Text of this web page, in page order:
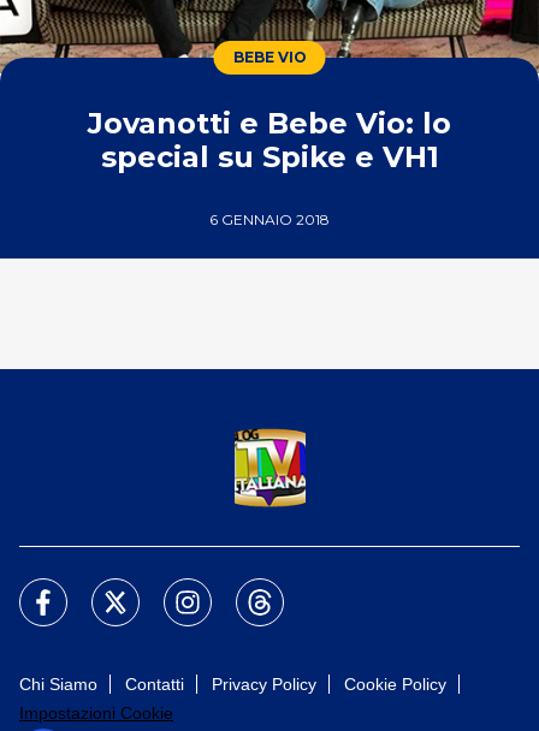
BEBE VIO
Jovanotti e Bebe Vio: lo
special su Spike e VH1
6 GENNAIO 2018
Chi Siamo Contatti Privacy Policy
Cookie Policy
Impostazioni Cookie